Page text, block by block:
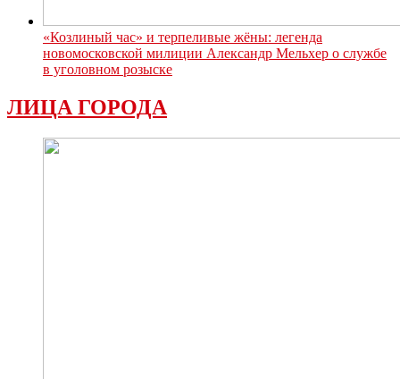
«Козлиный час» и терпеливые жёны: легенда
новомосковской милиции Александр Мельхер о службе
в уголовном розыске
ЛИЦА ГОРОДА